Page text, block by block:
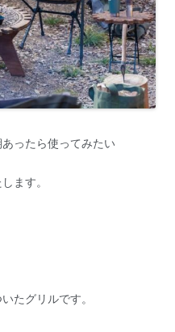
ったら使ってみたい
ます。
たグリルです。